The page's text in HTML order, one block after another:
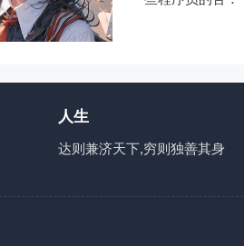
人生
达则兼济天下,穷则独善其身